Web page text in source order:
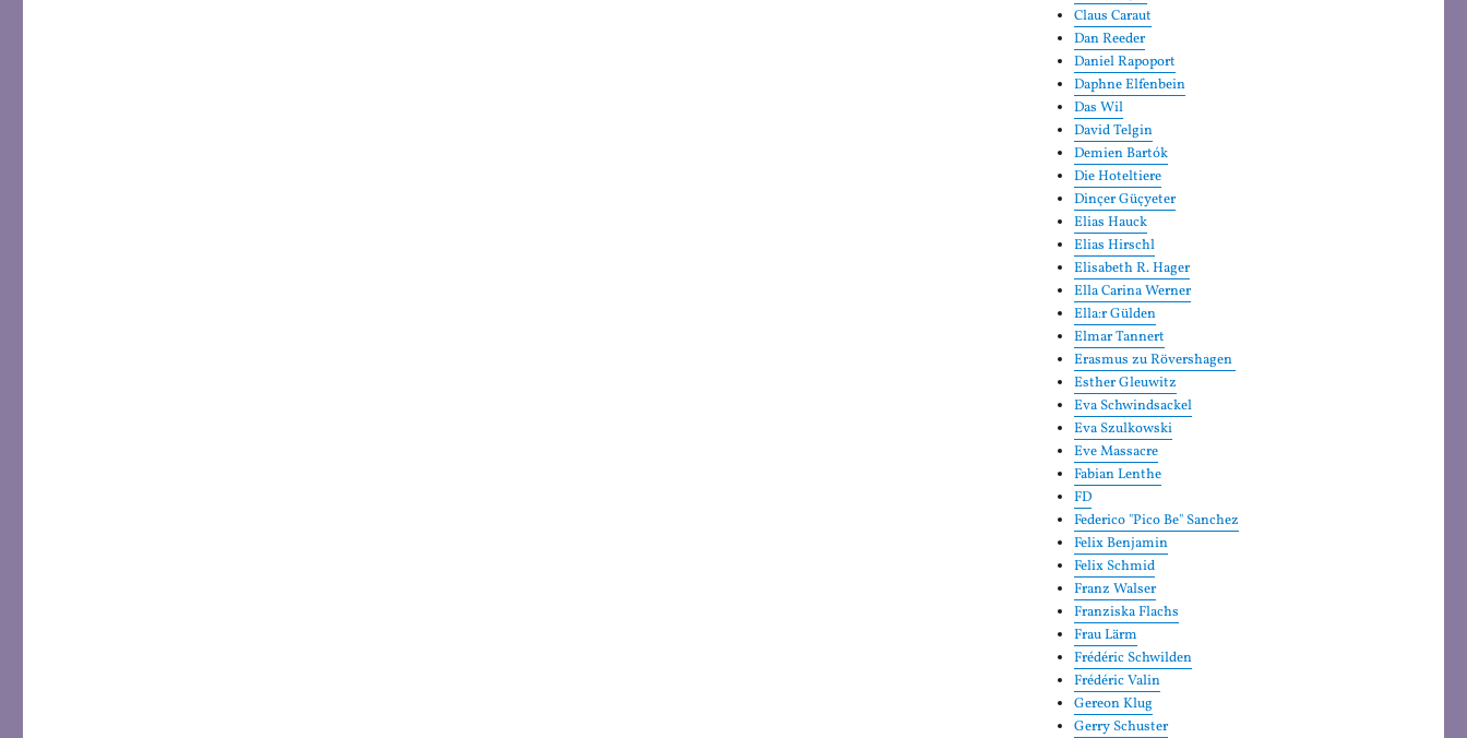
Claus Caraut
Dan Reeder
Daniel Rapoport
Daphne Elfenbein
Das Wil
David Telgin
Demien Bartók
Die Hoteltiere
Dinçer Güçyeter
Elias Hauck
Elias Hirschl
Elisabeth R. Hager
Ella Carina Werner
Ella:r Gülden
Elmar Tannert
Erasmus zu Rövershagen
Esther Gleuwitz
Eva Schwindsackel
Eva Szulkowski
Eve Massacre
Fabian Lenthe
FD
Federico "Pico Be" Sanchez
Felix Benjamin
Felix Schmid
Franz Walser
Franziska Flachs
Frau Lärm
Frédéric Schwilden
Frédéric Valin
Gereon Klug
Gerry Schuster